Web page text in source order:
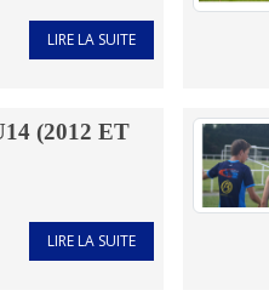
LIRE LA SUITE
(2012 ET
LIRE LA SUITE